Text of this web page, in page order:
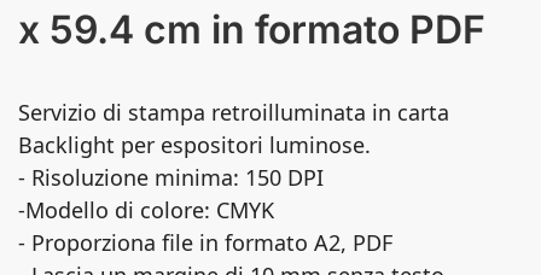
x 59.4 cm in formato PDF
Servizio di stampa retroilluminata in carta
Backlight per espositori luminose.
- Risoluzione minima: 150 DPI
-Modello di colore: CMYK
- Proporziona file in formato A2, PDF